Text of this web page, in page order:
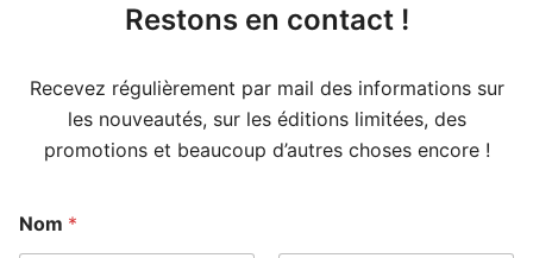
Restons en contact !
Recevez régulièrement par mail des informations sur
les nouveautés, sur les éditions limitées, des
promotions et beaucoup d’autres choses encore !
Nom *